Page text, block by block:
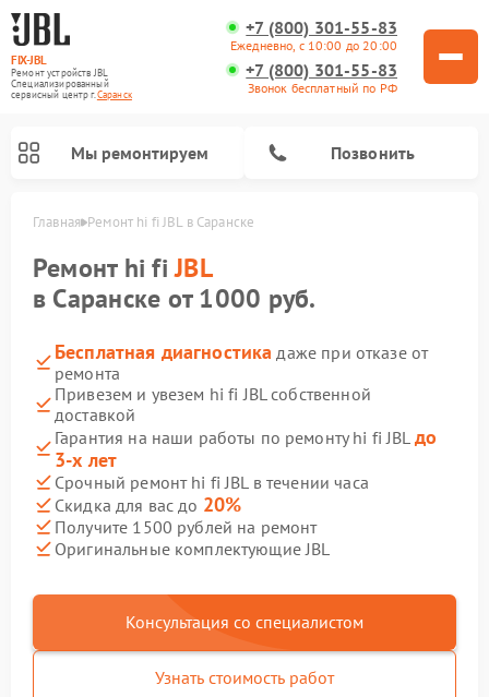
FIX-JBL
Ремонт устройств JBL
Специализированный
cервисный центр г.Саранск
+7 (800) 301-55-83
Ежедневно, с 10:00 до 20:00
+7 (800) 301-55-83
Звонок бесплатный по РФ
Мы ремонтируем Позвонить
Главная Ремонт hi fi JBL в Саранске
Ремонт hi fiJBL
в Саранске от 1000 руб.
Бесплатная диагностика даже при отказе от
ремонта
Привезем и увезем hi fi JBL собственной
доставкой
Гарантия на наши работы по ремонту hi fi JBL до
3-х лет
Срочный ремонт hi fi JBL в течении часа
Скидка для вас до 20%
Получите 1500 рублей на ремонт
Оригинальные комплектующие JBL
Консультация со специалистом
Узнать стоимость работ